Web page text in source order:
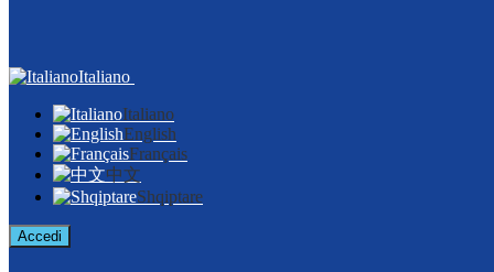
Italiano
Italiano
English
Français
中文
Shqiptare
Accedi